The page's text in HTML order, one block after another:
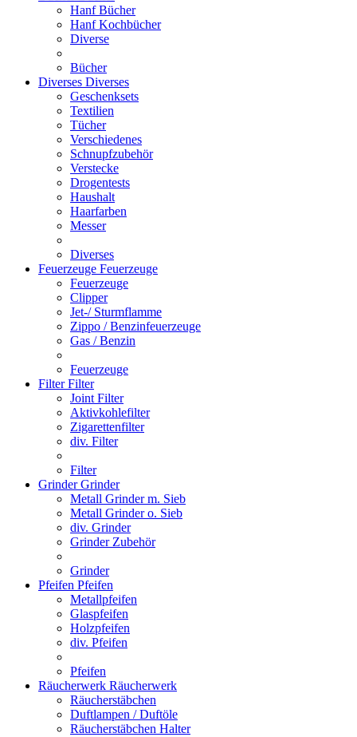
Hanf Bücher
Hanf Kochbücher
Diverse
Bücher
Diverses Diverses
Geschenksets
Textilien
Tücher
Verschiedenes
Schnupfzubehör
Verstecke
Drogentests
Haushalt
Haarfarben
Messer
Diverses
Feuerzeuge Feuerzeuge
Feuerzeuge
Clipper
Jet-/ Sturmflamme
Zippo / Benzinfeuerzeuge
Gas / Benzin
Feuerzeuge
FilterFilter
Joint Filter
Aktivkohlefilter
Zigarettenfilter
div. Filter
Filter
GrinderGrinder
Metall Grinder m. Sieb
Metall Grinder o. Sieb
div. Grinder
Grinder Zubehör
Grinder
Pfeifen Pfeifen
Metallpfeifen
Glaspfeifen
Holzpfeifen
div. Pfeifen
Pfeifen
Räucherwerk Räucherwerk
Räucherstäbchen
Duftlampen / Duftöle
Räucherstäbchen Halter